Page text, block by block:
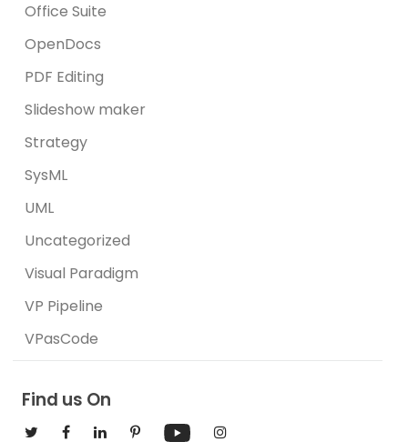
Office Suite
OpenDocs
PDF Editing
Slideshow maker
Strategy
SysML
UML
Uncategorized
Visual Paradigm
VP Pipeline
VPasCode
Find us On